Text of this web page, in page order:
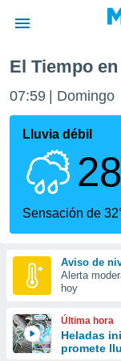
de
por
se
calidad.
a este
las
y
forma
digital
basada
El Tiempo
07:59 Domingo
Lluvia débil
Sensación de
Aviso de
Alerta
hoy
Última hora
Heladas
promete